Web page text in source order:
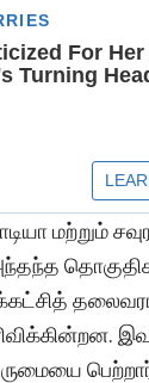
மற்றும்